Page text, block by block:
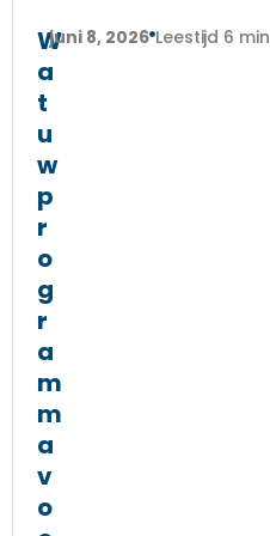
W
a
t
u
w
p
r
o
g
r
a
m
m
a
v
o
juni 8, 2026 Leestijd 6 min